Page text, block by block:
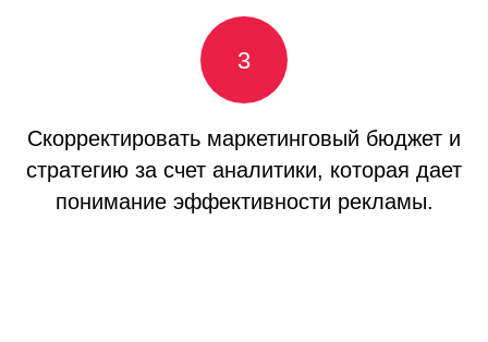
Скорректировать маркетинговый бюджет и
стратегию за счет аналитики, которая дает
понимание эффективности рекламы.